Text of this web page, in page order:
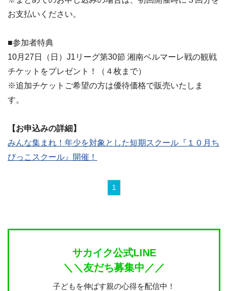
お支払いください。
■参加者特典
10月27日（日）J1リーグ第30節 湘南ベルマーレ戦の観戦
チケットをプレゼント！（４枚まで）
※追加チケットご希望の方は優待価格で販売いたしま
す。
【お申込みの詳細】
みんな集まれ！年少を対象とした短期スクール『１０月ち
びっこスクール』開催！
1
サカイク公式LINE
＼＼友だち募集中／／
子どもを伸ばす親の心得を配信中！